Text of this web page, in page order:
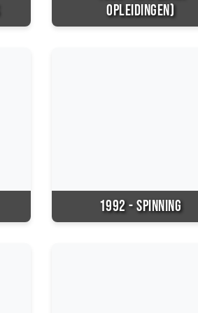
OPLEIDINGEN)
1992 - SPINNING